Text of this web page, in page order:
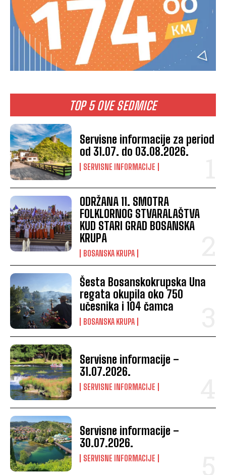
TOP 5 OVE SEDMICE
Servisne informacije za period
od 31.07. do 03.08.2026.
SERVISNE INFORMACIJE
ODRŽANA 11. SMOTRA
FOLKLORNOG STVARALAŠTVA
KUD STARI GRAD BOSANSKA
KRUPA
BOSANSKA KRUPA
Šesta Bosanskokrupska Una
regata okupila oko 750
učesnika i 104 čamca
BOSANSKA KRUPA
Servisne informacije –
31.07.2026.
SERVISNE INFORMACIJE
Servisne informacije –
30.07.2026.
SERVISNE INFORMACIJE